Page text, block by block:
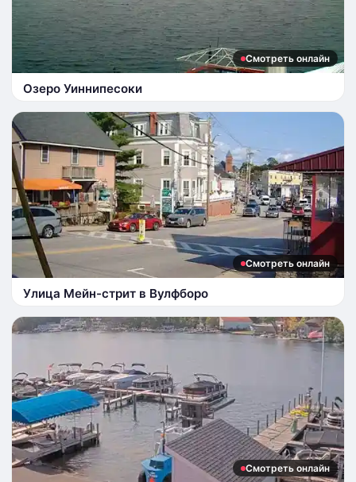
Смотреть онлайн
Озеро Уиннипесоки
Смотреть онлайн
Улица Мейн-стрит в Вулфборо
Смотреть онлайн